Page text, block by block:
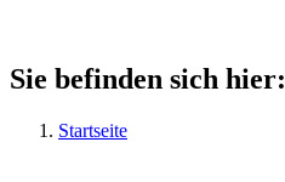
Sie befinden sich hier:
Startseite